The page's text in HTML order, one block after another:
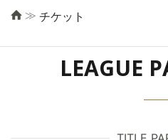
≫ チケット
LEAGUE